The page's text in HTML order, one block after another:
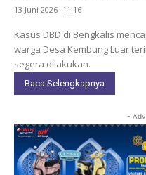
13 Juni 2026 -11:16
Kasus DBD di Bengkalis
warga Desa Kembung Luar
segera dilakukan.
Baca Selengkapnya
-